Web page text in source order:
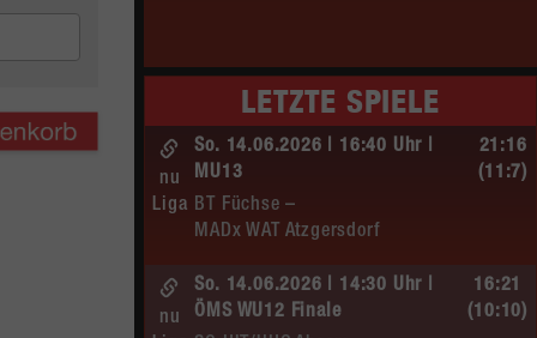
LETZTE SPIELE
So. 14.06.2026 | 16:40 Uhr |
MU13
BT Füchse –
MADx WAT Atzgersdorf
nu
Liga
21:16
(11:7)
So. 14.06.2026 | 14:30 Uhr |
ÖMS WU12 Finale
nu
16:21
(10:10)